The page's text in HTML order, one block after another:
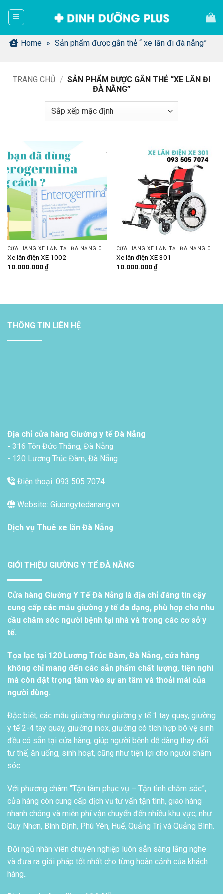
dung Home » Sản phẩm được gắn thẻ “ xe lăn đi đà nẵng”
TRANG CHỦ / SẢN PHẨM ĐƯỢC GẮN THẺ “XE LĂN ĐI
ĐÀ NẴNG”
Xe lăn điện XE 1002
10.000.000₫
Xe lăn điện XE 301
10.000.000₫
THÔNG TIN LIÊN HỆ
Địa chỉ cửa hàng Giường y tế Đà Nẵng
- 316 Tôn Đức Thắng, Đà Nẵng
- 120 Lương Trúc Đàm, Đà Nẵng
Điện thoại: 093 505 7074
Website: Giuongytedanang.vn
Dịch vụ Thuê xe lăn Đà Nẵng
GIỚI THIỆU GIƯỜNG Y TẾ ĐÀ NẴNG
Cửa hàng Giường Y Tế Đà Nẵng là địa chỉ đáng tin cậy
cung cấp các mẫu giường y tế đa dạng, phù hợp cho nhu
cầu chăm sóc người bệnh tại nhà và trong các cơ sở y
tế.
Tọa lạc tại 120 Lương Trúc Đàm, Đà Nẵng, cửa hàng
không chỉ mang đến các sản phẩm chất lượng, tiện nghi
mà còn đặt trọng tâm vào sự an tâm và thoải mái của
người dùng.
Đặc biệt, các mẫu giường như giường y tế 1 tay quay, giường
y tế 2-4 tay quay, giường inox, giường có tích hợp bô vệ sinh
đều có sẵn tại cửa hàng, giúp người bệnh dễ dàng thay đổi
tư thế, ăn uống, sinh hoạt, cũng như tiện lợi cho người chăm
sóc.
Với phương châm “Tận tâm phục vụ – Tận tình chăm sóc”,
cửa hàng còn cung cấp dịch vụ tư vấn tận tình, giao hàng
nhanh chóng và miễn phí vận chuyển đến nhiều khu vực, như
Quy Nhơn, Bình Định, Phú Yên, Huế, Quảng Trị và Quảng Bình.
Đội ngũ nhân viên chuyên nghiệp luôn sẵn sàng lắng nghe
và đưa ra giải pháp tốt nhất cho từng hoàn cảnh của khách
hàng..